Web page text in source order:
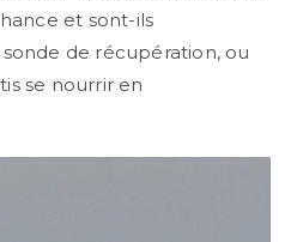
et sont-ils
de récupération, ou
se nourrir en